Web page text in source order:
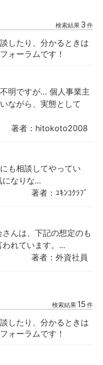
検索結果 3 件
したり、分かるときは
ォーラムです！
明ですが… 個人事業主
ながら、実態として
著者：hitokoto2008
も相談してやってい
なりな...
著者：ﾕｷﾝｺｸﾗﾌﾞ
んは、下記の想定のも
れています。...
著者：外資社員
検索結果 15 件
したり、分かるときは
ォーラムです！